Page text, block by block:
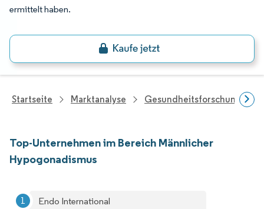
ermittelt haben.
Startseite Marktanalyse Gesundheitsforschung
Top-Unternehmen im Bereich Männlicher
Hypogonadismus
Endo International